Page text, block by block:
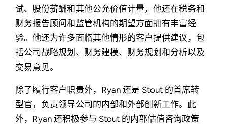
试、股份薪酬和其他公允价值计量，他还在税务和
财务报告顾问和监管机构的期望方面拥有丰富经
验。他还为许多面临其他情形的客户提供建议，包
括公司战略规划、财务建模、财务规划和分析以及
交易意见。
除了履行客户职责外，Ryan 还是 Stout 的首席转
型官，负责领导公司的内部和外部创新工作。此
外，Ryan 还积极参与 Stout 的内部估值咨询政策